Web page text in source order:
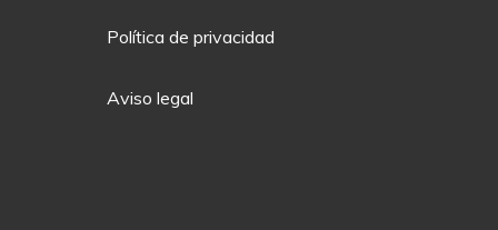
Política de privacidad
Aviso legal